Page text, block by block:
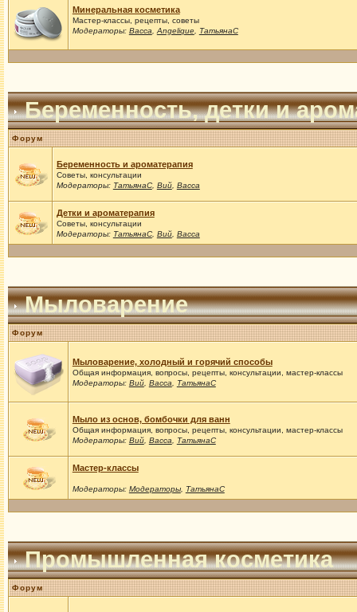
Минеральная косметика
Мастер-классы, рецепты, советы
Модераторы: Васса Angelique, ТатьянаС
Беременность, детки и
Форум
Беременность и ароматерапия
Советы, консультации
Модераторы: ТатьянаС, Вий, Васса
Детки и ароматерапия
Советы, консультации
Модераторы: ТатьянаС, Вий, Васса
Мыловарение
Форум
Мыловарение, холодный и горячий способы
Общая информация, вопросы, рецепты, консультации, мастер-классы
Модераторы: Вий, Васса ТатьянаС
Мыло из основ, бомбочки для ванн
Общая информация, вопросы, рецепты, консультации, мастер-классы
Модераторы: Вий, Васса ТатьянаС
Мастер-классы
Модераторы: Модераторы, ТатьянаС
Промышленная косметика
Форум